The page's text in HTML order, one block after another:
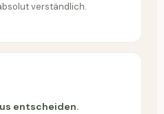
verständlich.
entscheiden.